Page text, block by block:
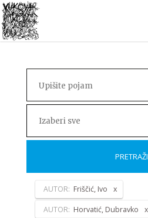
Izaberi sve
PRETRAŽI
AUTOR: Friščić, Ivo
AUTOR: Horvatić, Dubravko